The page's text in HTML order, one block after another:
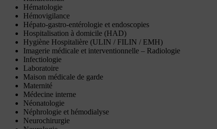
Hématologie
Hémovigilance
Hépato-gastro-entérologie et endoscopies
Hospitalisation à domicile (HAD)
Hygiène Hospitalière (ULIN / FILIN / EMH)
Imagerie médicale et interventionnelle – Radiologie
Infectiologie
Laboratoire
Maison médicale de garde
Maternité
Médecine interne
Néonatologie
Néphrologie et hémodialyse
Neurochirurgie